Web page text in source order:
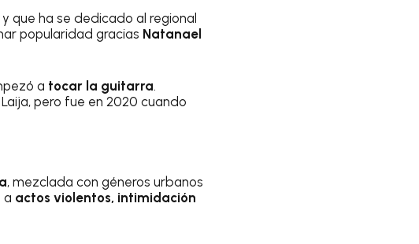
que ha se dedicado al regional
popularidad gracias Natanael
a tocar la guitarra.
pero fue en 2020 cuando
, mezclada con géneros urbanos
a actos violentos, intimidación